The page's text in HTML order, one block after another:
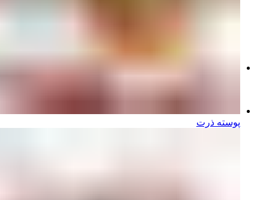
پوسته ذرت